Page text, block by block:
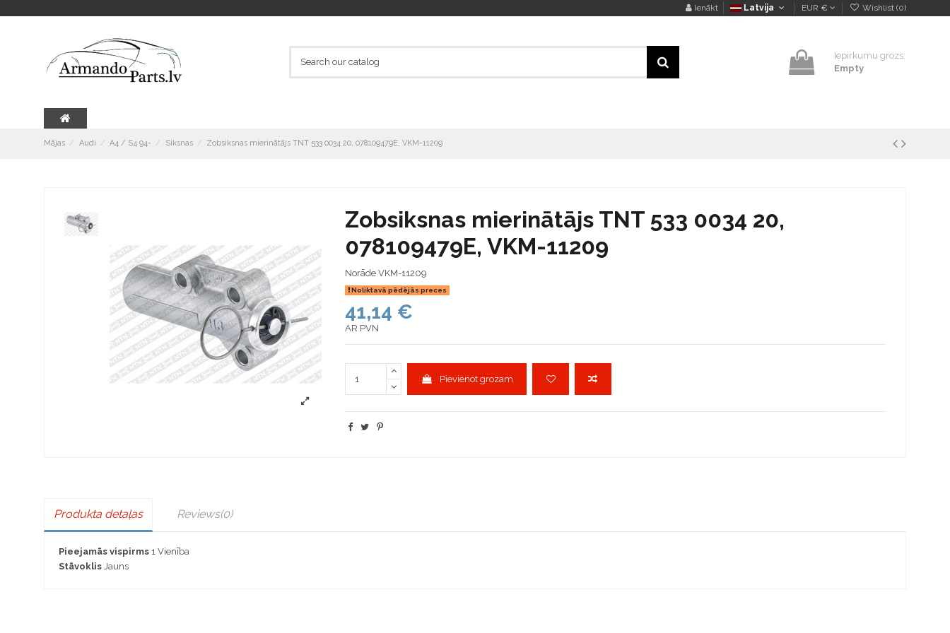
Ienākt Latvija EUR € Wishlist (0)
Iepirkumu grozs:
Empty
Mājas Audi A4 / S4 94- Siksnas Zobsiksnas mierinātājs TNT 533 0034 20, 078109479E, VKM-11209
Zobsiksnas mierinātājs TNT 533 0034 20,
078109479E, VKM-11209
Norāde VKM-11209
Noliktavā pēdējās preces
41,14 €
AR PVN
Pievienot grozam
Produkta detaļas Reviews(0)
Pieejamās vispirms 1 Vienība
Stāvoklis Jauns